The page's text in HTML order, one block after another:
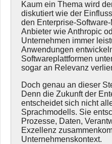
Kaum ein Thema wird
diskutiert wie der
den Enterprise-
Anbieter wie Anthropic
Unternehmen immer
Anwendungen
Softwareplattformen
sogar an Relevanz
Doch genau an dieser
Denn die Zukunft der
entscheidet sich nicht
Sprachmodells. Sie
Prozesse, Daten,
Exzellenz
Unternehmenskontext.